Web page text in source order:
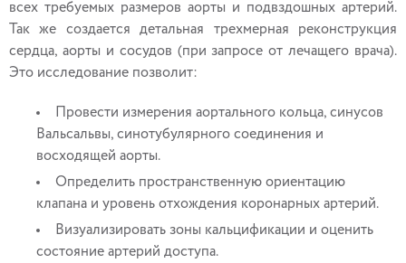
всех требуемых размеров аорты и подвздошных артерий.
Так же создается детальная трехмерная реконструкция
сердца, аорты и сосудов (при запросе от лечащего врача).
Это исследование позволит:
Провести измерения аортального кольца, синусов
Вальсальвы, синотубулярного соединения и
восходящей аорты.
Определить пространственную ориентацию
клапана и уровень отхождения коронарных артерий.
Визуализировать зоны кальцификации и оценить
состояние артерий доступа.